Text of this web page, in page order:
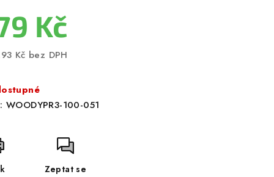
Kč
Kč bez DPH
WOODYPR3-100-051
Zeptat se